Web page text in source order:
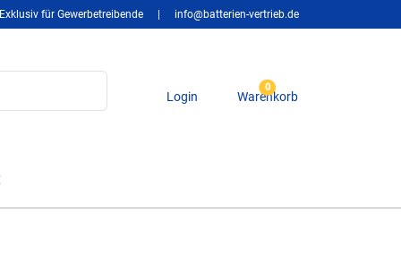
Exklusiv für Gewerbetreibende info@batterien-vertrieb.de
Login
0
Warenkorb